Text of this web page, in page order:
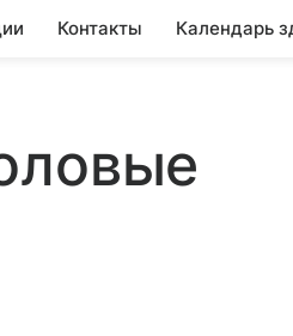
Контакты Календарь